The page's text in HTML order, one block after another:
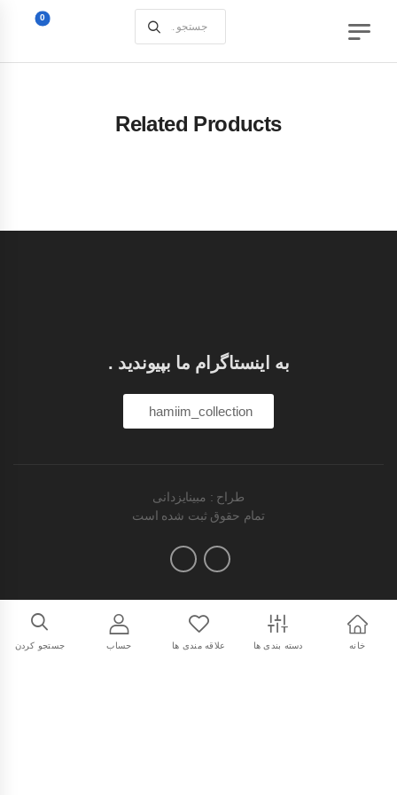
0
Related Products
به اینستاگرام ما بپیوندید .
hamiim_collection
طراح : مبینایزدانی
تمام حقوق ثبت شده است
خانه دسته بندی ها علاقه مندی ها حساب جستجو کردن